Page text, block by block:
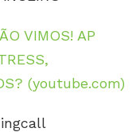
VIMOS! AP
(youtube.com)